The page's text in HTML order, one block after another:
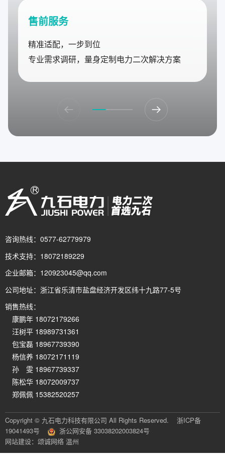
售前服务
精准适配，一步到位
专业需求调研，量身定制电力二次解决方案
咨询热线： 0577-62779979
技术支持： 18072189229
企业邮箱： 120923045@qq.com
公司地址： 浙江省乐清市盐盘经济开发区纬十九路77-5号
销售热线：
康鹏年 18072179266
汪树平 18989731361
包宝磊 18967739390
杨信养 18072171119
孙 雯 18967739337
陈松华 18072009737
郑佩佩 15382520257
Copyright © 九石电力科技有限公司 All Rights Reserved.
浙ICP备
19041493号
浙公网安备 33038202003824号
网站建设：颂诚网络 温州